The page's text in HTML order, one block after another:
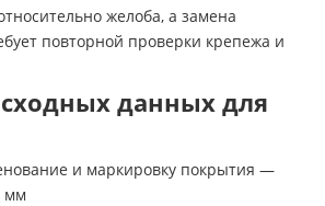
желоба, а замена
повторной проверки крепежа и
данных для
и маркировку покрытия —
мм